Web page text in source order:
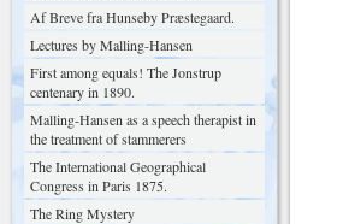
Af Breve fra Hunseby Præstegaard.
Lectures by Malling-Hansen
First among equals! The Jonstrup
centenary in 1890.
Malling-Hansen as a speech therapist in
the treatment of stammerers
The International Geographical
Congress in Paris 1875.
The Ring Mystery